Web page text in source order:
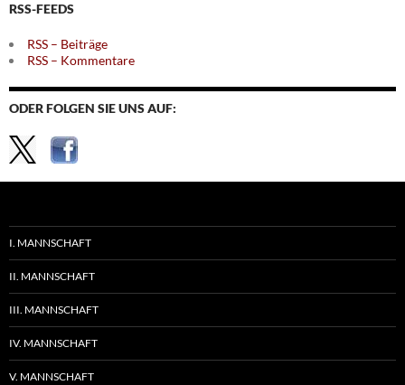
RSS-FEEDS
RSS – Beiträge
RSS – Kommentare
ODER FOLGEN SIE UNS AUF:
I. MANNSCHAFT
II. MANNSCHAFT
III. MANNSCHAFT
IV. MANNSCHAFT
V. MANNSCHAFT